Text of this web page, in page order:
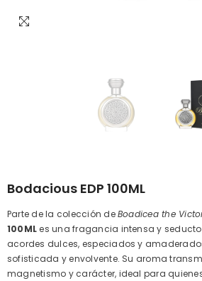
Bodacious EDP 100ML
Parte de la colección deBoadicea the
100ML es una fragancia intensa y
acordes dulces, especiados y
sofisticada y envolvente. Su aroma
magnetismo y carácter, ideal para